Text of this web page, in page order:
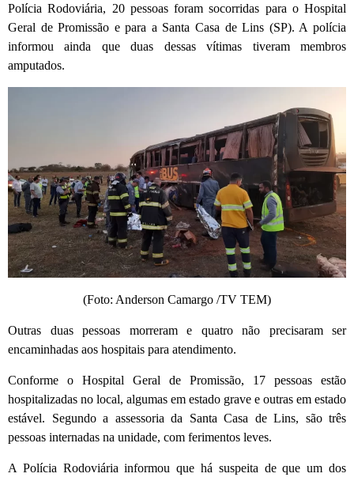
Polícia Rodoviária, 20 pessoas foram socorridas para o Hospital
Geral de Promissão e para a Santa Casa de Lins (SP). A polícia
informou ainda que duas dessas vítimas tiveram membros
amputados.
(Foto: Anderson Camargo /TV TEM)
Outras duas pessoas morreram e quatro não precisaram ser
encaminhadas aos hospitais para atendimento.
Conforme o Hospital Geral de Promissão, 17 pessoas estão
hospitalizadas no local, algumas em estado grave e outras em estado
estável. Segundo a assessoria da Santa Casa de Lins, são três
pessoas internadas na unidade, com ferimentos leves.
A Polícia Rodoviária informou que há suspeita de que um dos